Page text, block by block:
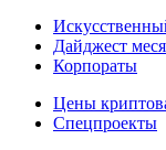
Дайджест
Корпораты
Цены
Спецпроекты